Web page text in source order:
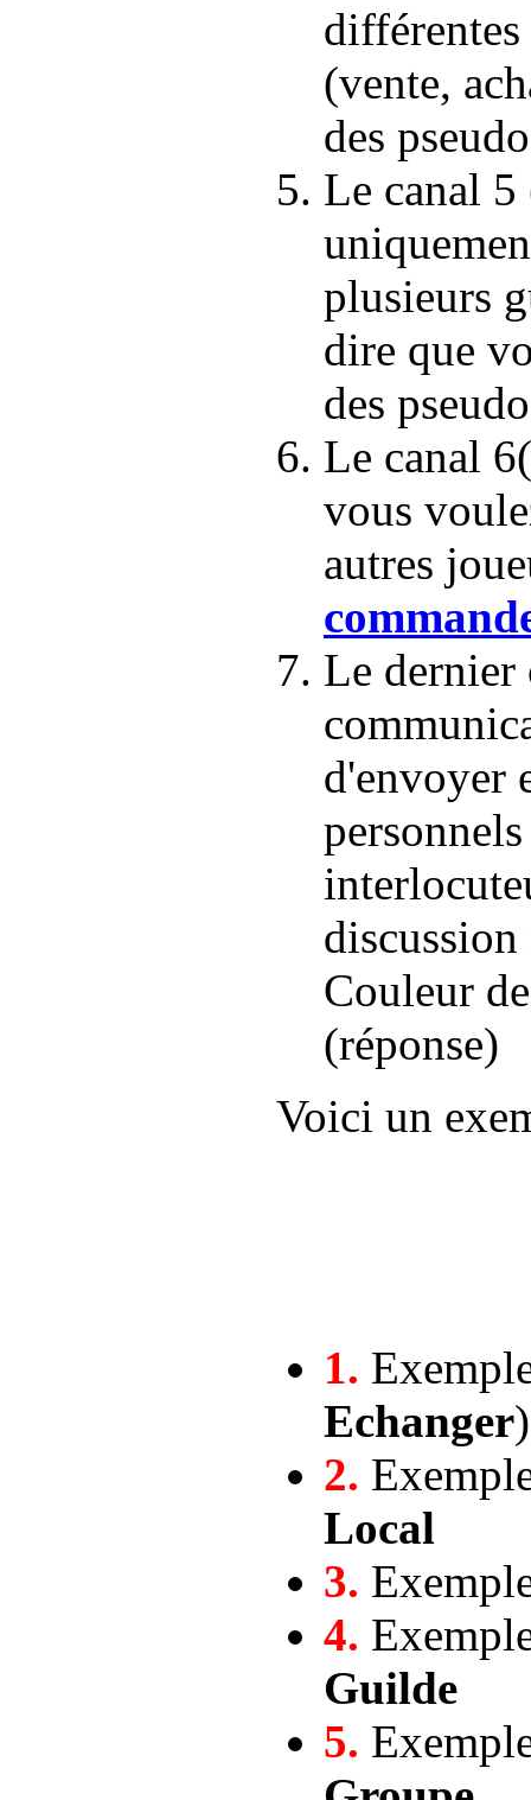
différentes
(vente,
des
Le canal 5
plusieurs
dire que
des
Le canal 6(
vous
autres
Le dernier
d'envoyer
discussion
Couleur
(réponse)
Voici un
1.
Echanger)
2.
Local
3.
4.
Guilde
5.